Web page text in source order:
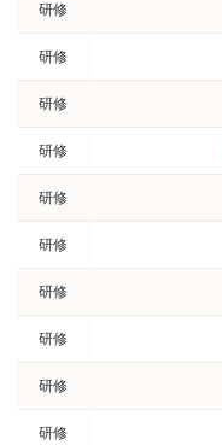
研修
研修
研修
研修
研修
研修
研修
研修
研修
研修